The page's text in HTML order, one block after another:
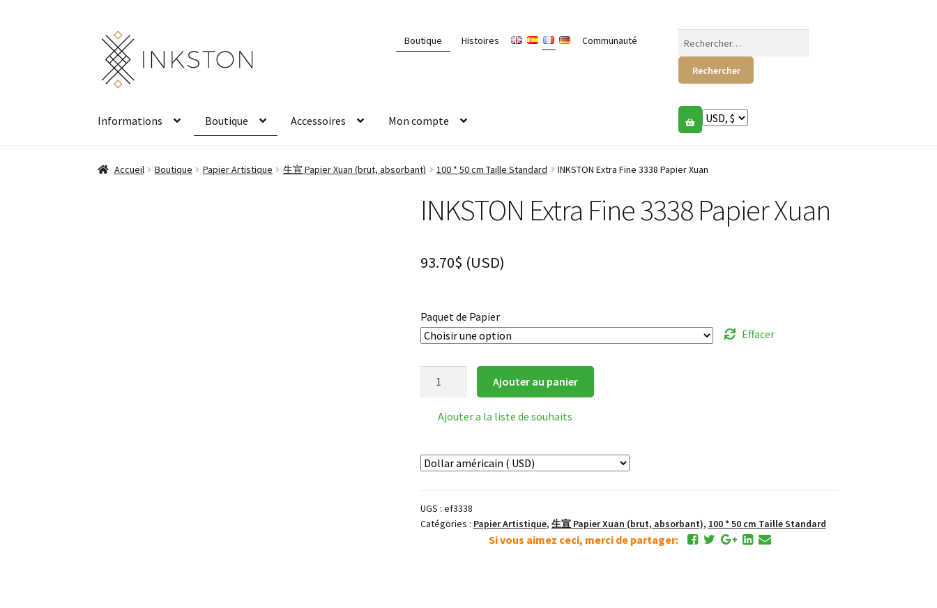
Aller
la
navigation
Aller
au
contenu
Boutique Histoires Communauté
Informations Boutique Accessoires Mon compte
Accueil Boutique Papier Artistique 生宣 Papier Xuan (brut, absorbant) 100 * 50 cm Taille Standard INKSTON Extra Fine 3338 Papier Xuan
INKSTON Extra Fine 3338 Papier Xuan
93.70$ (USD)
Paquet de Papier
Effacer
Extra
3338
Ajouter au panier
Ajouter a la liste de souhaits
UGS : ef3338
Catégories : Papier Artistique, 生宣 Papier Xuan (brut, absorbant), 100 * 50 cm Taille Standard
Si vous aimez ceci, merci de partager: